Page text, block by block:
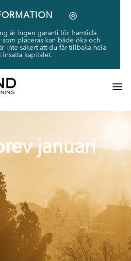
är ingen garanti för framtida
som placeras kan både öka och
inte säkert att du får tillbaka hela
insatta kapitalet.
januari